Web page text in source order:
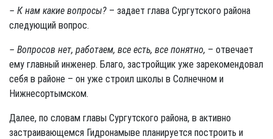
– К нам какие вопросы? – задает глава Сургутского района
следующий вопрос.
– Вопросов нет, работаем, все есть, все понятно, – отвечает
ему главный инженер. Благо, застройщик уже зарекомендовал
себя в районе – он уже строил школы в Солнечном и
Нижнесортымском.
Далее, по словам главы Сургутского района, в активно
застраивающемся Гидронамыве планируется построить и